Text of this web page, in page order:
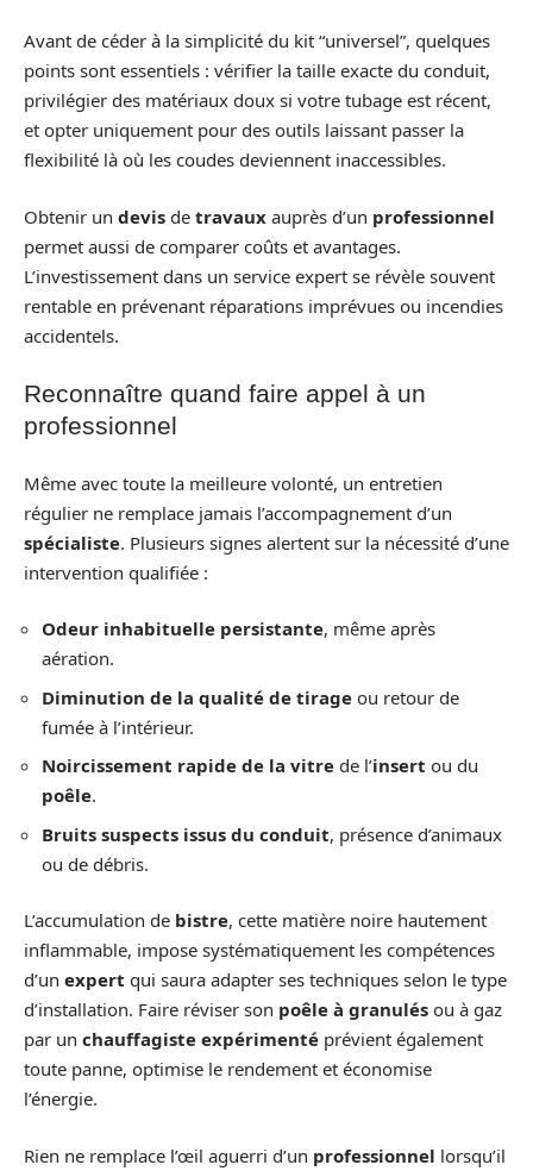
Avant de céder à la simplicité du kit “universel”, quelques
points sont essentiels : vérifier la taille exacte du conduit,
privilégier des matériaux doux si votre tubage est récent,
et opter uniquement pour des outils laissant passer la
flexibilité là où les coudes deviennent inaccessibles.
Obtenir un devis de travaux auprès d’un professionnel
permet aussi de comparer coûts et avantages.
L’investissement dans un service expert se révèle souvent
rentable en prévenant réparations imprévues ou incendies
accidentels.
Reconnaître quand faire appel à un
professionnel
Même avec toute la meilleure volonté, un entretien
régulier ne remplace jamais l’accompagnement d’un
spécialiste. Plusieurs signes alertent sur la nécessité d’une
intervention qualifiée :
Odeur inhabituelle persistante, même après
aération.
Diminution de la qualité de tirage ou retour de
fumée à l’intérieur.
Noircissement rapide de la vitre de l’insert ou du
poêle.
Bruits suspects issus du conduit, présence d’animaux
ou de débris.
L’accumulation de bistre, cette matière noire hautement
inflammable, impose systématiquement les compétences
d’un expert qui saura adapter ses techniques selon le type
d’installation. Faire réviser son poêle à granulés ou à gaz
par un chauffagiste expérimenté prévient également
toute panne, optimise le rendement et économise
l’énergie.
Rien ne remplace l’œil aguerri d’un professionnel lorsqu’il